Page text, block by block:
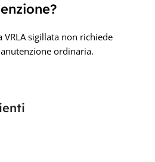
VRLA sigillata non richiede
ordinaria.